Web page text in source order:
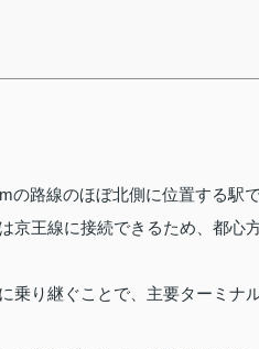
路線のほぼ北側に位置する駅で
京王線に接続できるため、都心
乗り継ぐことで、主要ターミナ